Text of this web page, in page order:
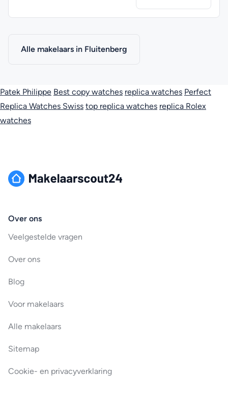
Alle makelaars in Fluitenberg
Patek Philippe Best copy watches replica watches Perfect
Replica Watches Swiss top replica watches replica Rolex
watches
Over ons
Veelgestelde vragen
Over ons
Blog
Voor makelaars
Alle makelaars
Sitemap
Cookie- en privacyverklaring